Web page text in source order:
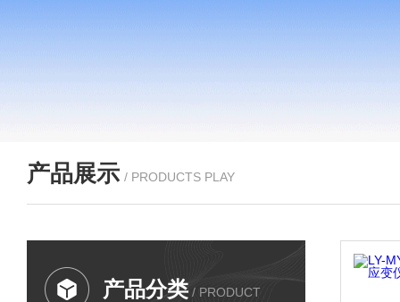
产品展示 / PRODUCTS PLAY
产品分类 / PRODUCT